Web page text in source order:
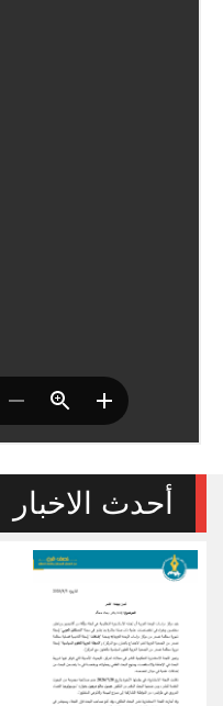
أحدث الاخبار